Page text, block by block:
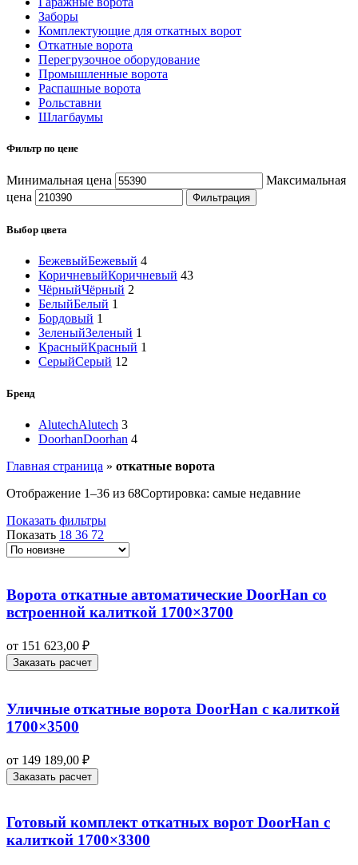
Заборы
Комплектующие для откатных ворот
Откатные ворота
Перегрузочное оборудование
Промышленные ворота
Распашные ворота
Рольставни
Шлагбаумы
Фильтр по цене
Минимальная цена
Максимальная
цена
Фильтрация
Выбор цвета
БежевыйБежевый 4
КоричневыйКоричневый 43
ЧёрныйЧёрный 2
БелыйБелый 1
Бордовый 1
ЗеленыйЗеленый 1
КрасныйКрасный 1
СерыйСерый 12
Бренд
AlutechAlutech 3
DoorhanDoorhan 4
Главная страница » откатные ворота
Отображение 1–36 из 68Сортировка: самые недавние
Показать фильтры
Показать 18 36 72
Ворота откатные автоматические DoorHan со
встроенной калиткой 1700×3700
от 151 623,00 ₽
Заказать расчет
Уличные откатные ворота DoorHan с калиткой
1700×3500
от 149 189,00 ₽
Заказать расчет
Готовый комплект откатных ворот DoorHan с
калиткой 1700×3300